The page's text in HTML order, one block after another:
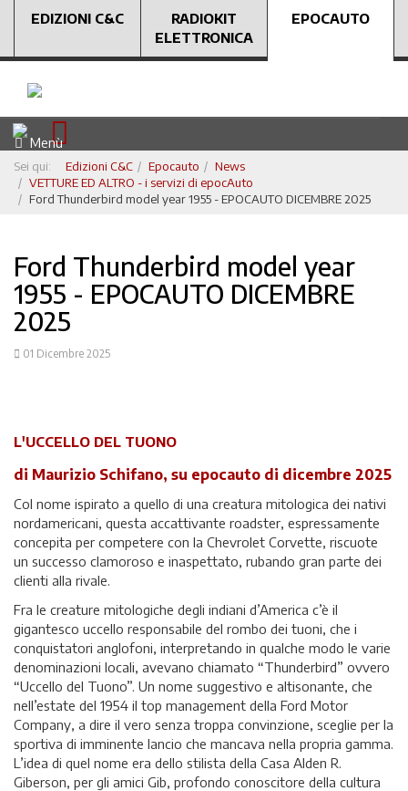
EDIZIONI C&C
RADIOKIT
ELETTRONICA
EPOCAUTO
Menù
Sei qui: Edizioni C&C Epocauto
News
VETTURE ED ALTRO - i servizi di epocAuto
Ford Thunderbird model year 1955 - EPOCAUTO DICEMBRE 2025
Ford Thunderbird model year
1955 - EPOCAUTO DICEMBRE
2025
01 Dicembre 2025
L'UCCELLO DEL TUONO
di Maurizio Schifano, su epocauto di dicembre 2025
Col nome ispirato a quello di una creatura mitologica dei nativi
nordamericani, questa accattivante roadster, espressamente
concepita per competere con la Chevrolet Corvette, riscuote
un successo clamoroso e inaspettato, rubando gran parte dei
clienti alla rivale.
Fra le creature mitologiche degli indiani d’America c’è il
gigantesco uccello responsabile del rombo dei tuoni, che i
conquistatori anglofoni, interpretando in qualche modo le varie
denominazioni locali, avevano chiamato “Thunderbird” ovvero
“Uccello del Tuono”. Un nome suggestivo e altisonante, che
nell’estate del 1954 il top management della Ford Motor
Company, a dire il vero senza troppa convinzione, sceglie per la
sportiva di imminente lancio che mancava nella propria gamma.
L’idea di quel nome era dello stilista della Casa Alden R.
Giberson, per gli amici Gib, profondo conoscitore della cultura